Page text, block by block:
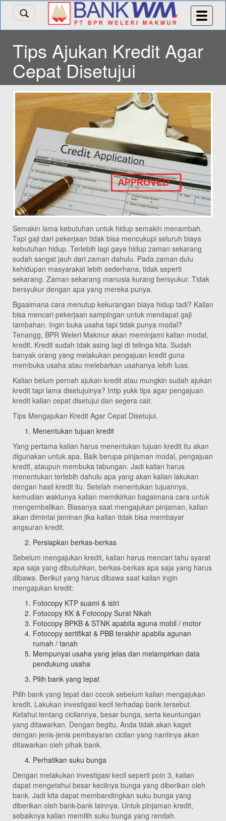
Tips Ajukan Kredit Agar
Cepat Disetujui
Semakin lama kebutuhan untuk hidup semakin menambah.
Tapi gaji dari pekerjaan tidak bisa mencukupi seluruh biaya
kebutuhan hidup. Terlebih lagi gaya hidup zaman sekarang
sudah sangat jauh dari zaman dahulu. Pada zaman dulu
kehidupan masyarakat lebih sederhana, tidak seperti
sekarang. Zaman sekarang manusia kurang bersyukur. Tidak
bersyukur dengan apa yang mereka punya.
Bgaaimana cara menutup kekurangan biaya hidup tadi? Kalian
bisa mencari pekerjaan sampingan untuk mendapat gaji
tambahan. Ingin buka usaha tapi tidak punya modal?
Tenangg, BPR Weleri Makmur akan meminjami kalian modal,
kredit. Kredit sudah tdak asing lagi di telinga kita. Sudah
banyak orang yang melakukan pengajuan kredit guna
membuka usaha atau melebarkan usahanya lebih luas.
Kalian belum pernah ajukan kredit atau mungkin sudah ajukan
kredit tapi lama disetujuinya? Intip yukk tips agar pengajuan
kredit kalian cepat disetujui dan segera cair.
Tips Mengajukan Kredit Agar Cepat Disetujui.
Menentukan tujuan kredit
Yang pertama kalian harus menentukan tujuan kredit itu akan
digunakan untuk apa. Baik berupa pinjaman modal, pengajuan
kredit, ataupun membuka tabungan. Jadi kalian harus
menentukan terlebih dahulu apa yang akan kalian lakukan
dengan hasil kredit itu. Setelah menentukan tujuannya,
kemudian waktunya kalian memikirkan bagaimana cara untuk
mengembalikan. Biasanya saat mengajukan pinjaman, kalian
akan dimintai jaminan jika kalian tidak bisa membayar
angsuran kredit.
Persiapkan berkas-berkas
Sebelum mengajukan kredit, kalian harus mencari tahu syarat
apa saja yang dibutuhkan, berkas-berkas apa saja yang harus
dibawa. Berikut yang harus dibawa saat kalian ingin
mengajukan kredit:
Fotocopy KTP suami & istri
Fotocopy KK & Fotocopy Surat Nikah
Fotocopy BPKB & STNK apabila aguna mobil / motor
Fotocopy sertifikat & PBB terakhir apabila agunan
rumah / tanah
Mempunyai usaha yang jelas dan melampirkan data
pendukung usaha
Pilih bank yang tepat
Pilih bank yang tepat dan cocok sebelum kalian mengajukan
kredit. Lakukan investigasi kecil terhadap bank tersebut.
Ketahui tentang cicilannya, besar bunga, serta keuntungan
yang ditawarkan. Dengan begitu, Anda tidak akan kaget
dengan jenis-jenis pembayaran cicilan yang nantinya akan
ditawarkan oleh pihak bank.
Perhatikan suku bunga
Dengan melakukan investigasi kecil seperti poin 3, kalian
dapat mengetahui besar kecilnya bunga yang diberikan oleh
bank. Jadi kita dapat membandingkan suku bunga yang
diberikan oleh bank-bank lainnya. Untuk pinjaman kredit,
sebaiknya kalian memilih suku bunga yang rendah.